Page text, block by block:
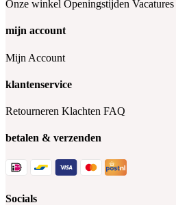
Onze winkel Openingstijden Vacatures
mijn account
Mijn Account
klantenservice
Retourneren Klachten FAQ
betalen & verzenden
Socials